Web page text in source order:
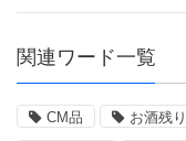
関連ワード一覧
CM品 お酒残